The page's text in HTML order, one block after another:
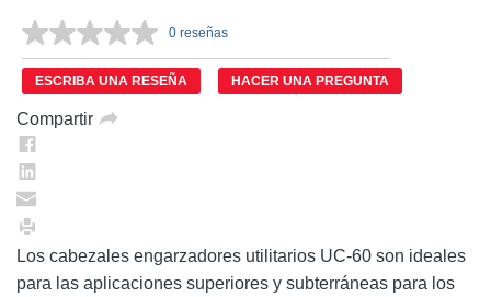
Sin
puntuación.
Enlace
en
0 reseñas
ESCRIBA UNA RESEÑA HACER UNA PREGUNTA
Compartir
Los cabezales engarzadores utilitarios UC-60 son ideales
para las aplicaciones superiores y subterráneas para los